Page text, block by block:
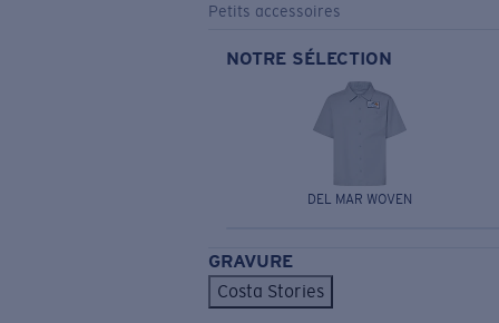
Petits accessoires
NOTRE SÉLECTION
DEL MAR WOVEN
GRAVURE
Costa Stories